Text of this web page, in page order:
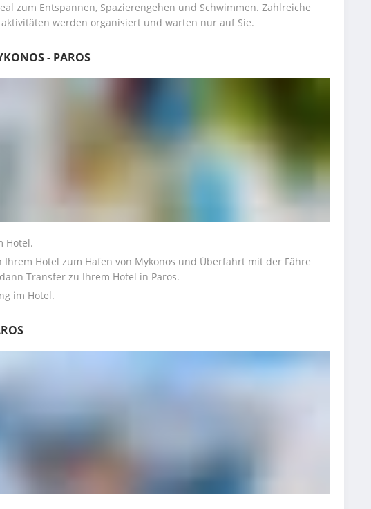
zum Entspannen, Spazierengehen und Schwimmen. Zahlreiche
werden organisiert und warten nur auf Sie.
- PAROS
Hotel.
Ihrem Hotel zum Hafen von Mykonos und Überfahrt mit der Fähre
Transfer zu Ihrem Hotel in Paros.
im Hotel.